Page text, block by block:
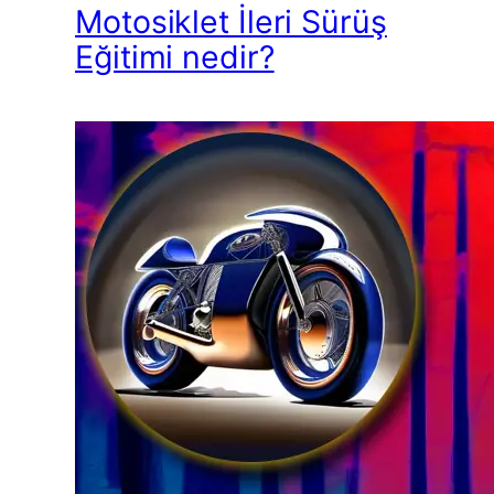
Motosiklet İleri Sürüş
Eğitimi nedir?